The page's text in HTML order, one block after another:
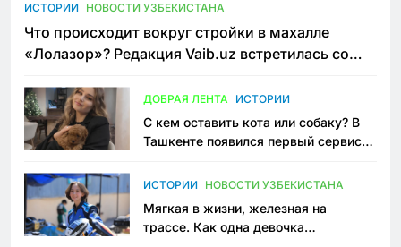
ИСТОРИИ НОВОСТИ УЗБЕКИСТАНА
Что происходит вокруг стройки в махалле
«Лолазор»? Редакция Vaib.uz встретилась со
ДОБРАЯ ЛЕНТА ИСТОРИИ
С кем оставить кота или собаку? В
Ташкенте появился первый сервис
ИСТОРИИ НОВОСТИ УЗБЕКИСТАНА
Мягкая в жизни, железная на
трассе. Как одна девочка